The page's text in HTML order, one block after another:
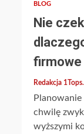
BLOG
Nie
firmowe
Redakcja
chwilę
wyższymi